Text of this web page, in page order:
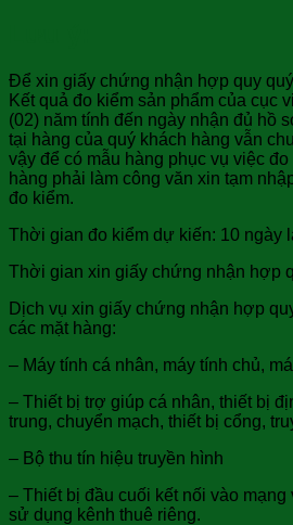
Để xin giấy chứng nhận hợp quy
Kết quả đo kiểm sản phẩm của cục
(02) năm tính đến ngày nhận đủ hồ
tại hàng của quý khách hàng vẫn
vậy để có mẫu hàng phục vụ việc
hàng phải làm công văn xin tạm
đo kiểm.
Thời gian đo kiểm dự kiến: 10 ngày
Thời gian xin giấy chứng nhận hợp
Dịch vụ xin giấy chứng nhận hợp
các mặt hàng:
– Máy tính cá nhân, máy tính chủ,
– Thiết bị trợ giúp cá nhân, thiết bị
trung, chuyển mạch, thiết bị cổng,
– Bộ thu tín hiệu truyền hình
– Thiết bị đầu cuối kết nối vào mạng
sử dụng kênh thuê riêng.